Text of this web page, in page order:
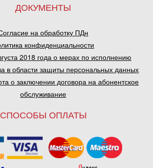
ДОКУМЕНТЫ
на обработку ПДн
конфиденциальности
2018 года о мерах по исполнению
в области защиты персональных данных
о заключении договора на абонентское
обслуживание
СПОСОБЫ ОПЛАТЫ